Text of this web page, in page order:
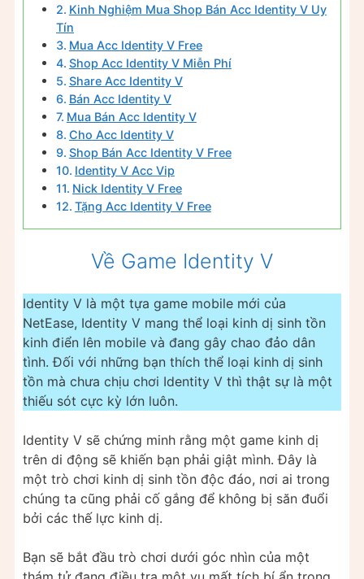
Kinh Nghiệm Mua Shop Bán Acc Identity V Uy
Tín
Mua Acc Identity V Free
Shop Acc Identity V Miễn Phí
Share Acc Identity V
Bán Acc Identity V
Mua Bán Acc Identity V
Cho Acc Identity V
Shop Bán Acc Identity V Free
Identity V Acc Vip
Nick Identity V Free
Tặng Acc Identity V Free
Về Game Identity V
Identity V là một tựa game mobile mới của
NetEase, Identity V mang thể loại kinh dị sinh tồn
kinh điển lên mobile và đang gây chao đảo dân
tình. Đối với những bạn thích thể loại kinh dị sinh
tồn mà chưa chịu chơi Identity V thì thật sự là một
thiếu sót cực kỳ lớn luôn.
Identity V sẽ chứng minh rằng một game kinh dị
trên di động sẽ khiến bạn phải giật mình. Đây là
một trò chơi kinh dị sinh tồn độc đáo, nơi ai trong
chúng ta cũng phải cố gắng để không bị săn đuổi
bởi các thế lực kinh dị.
Bạn sẽ bắt đầu trò chơi dưới góc nhìn của một